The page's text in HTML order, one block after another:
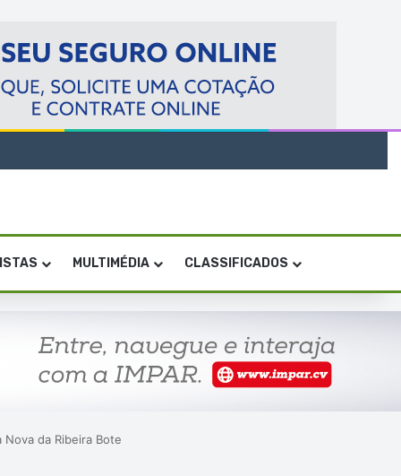
MULTIMÉDIA CLASSIFICADOS
da Ribeira Bote